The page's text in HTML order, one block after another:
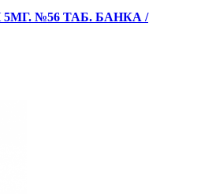
№56 ТАБ. БАНКА /